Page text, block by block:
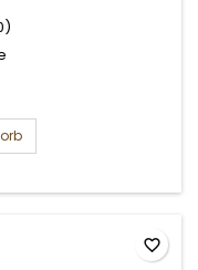
favorite_border